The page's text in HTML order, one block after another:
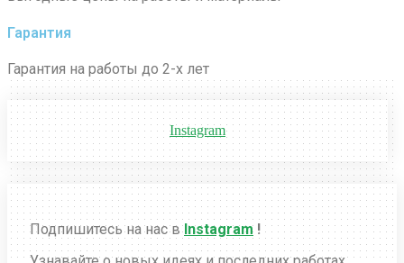
Гарантия
Гарантия на работы до 2-х лет
Instagram
Подпишитесь на нас вInstagram !